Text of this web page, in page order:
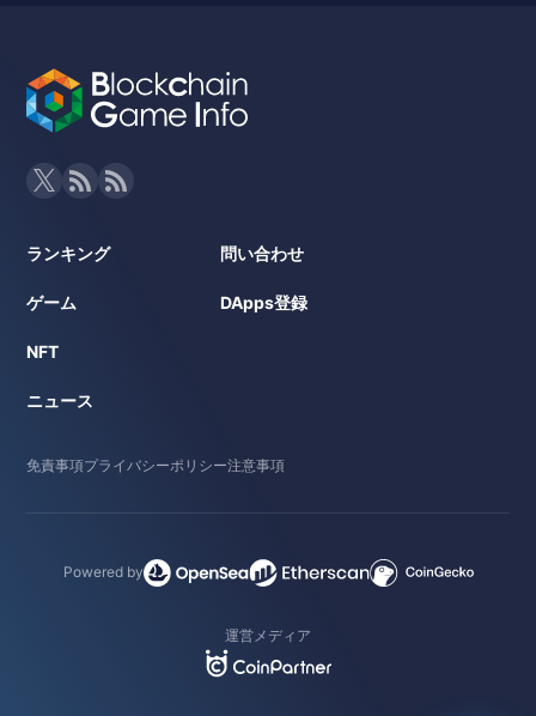
ランキング
ゲーム
NFT
ニュース
問い合わせ
DApps登録
免責事項プライバシーポリシー注意事項
Powered by
運営メディア